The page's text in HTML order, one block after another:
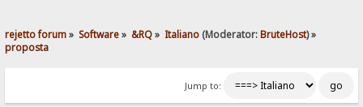
rejetto forum» Software» &RQ» Italiano (Moderator:BruteHost) »
proposta
Jump to: